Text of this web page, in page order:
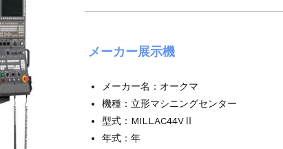
彫刻機 ME-500STⅡ
300
溶接機 DP-350
ングセンター NJ50 2014年製
グセンター NV5000α1B/40 2005年製
グセンター NV5000α1B/40 2008年製
メーカー展示機
メーカー名： オークマ
機種：立形マシニングセンター
型式：MILLAC44VⅡ
年式：年